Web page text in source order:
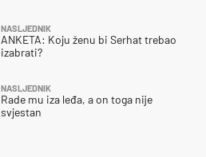
NASLJEDNIK
ANKETA: Koju ženu bi Serhat trebao
izabrati?
NASLJEDNIK
Rade mu iza leđa, a on toga nije
svjestan